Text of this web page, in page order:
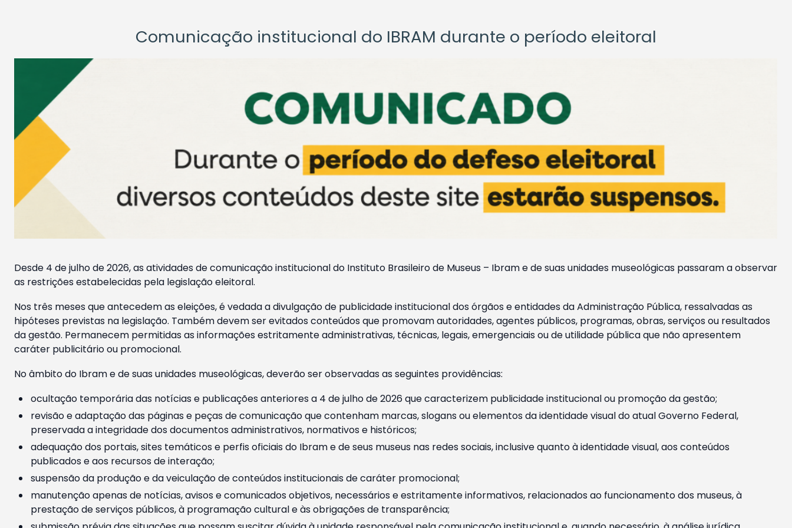
Comunicação institucional do IBRAM durante o período eleitoral
Desde 4 de julho de 2026, as atividades de comunicação institucional do Instituto Brasileiro de Museus – Ibram e de suas unidades museológicas passaram a observar
as restrições estabelecidas pela legislação eleitoral.
Nos três meses que antecedem as eleições, é vedada a divulgação de publicidade institucional dos órgãos e entidades da Administração Pública, ressalvadas as
hipóteses previstas na legislação. Também devem ser evitados conteúdos que promovam autoridades, agentes públicos, programas, obras, serviços ou resultados
da gestão. Permanecem permitidas as informações estritamente administrativas, técnicas, legais, emergenciais ou de utilidade pública que não apresentem
caráter publicitário ou promocional.
No âmbito do Ibram e de suas unidades museológicas, deverão ser observadas as seguintes providências:
ocultação temporária das notícias e publicações anteriores a 4 de julho de 2026 que caracterizem publicidade institucional ou promoção da gestão;
revisão e adaptação das páginas e peças de comunicação que contenham marcas, slogans ou elementos da identidade visual do atual Governo Federal,
preservada a integridade dos documentos administrativos, normativos e históricos;
adequação dos portais, sites temáticos e perfis oficiais do Ibram e de seus museus nas redes sociais, inclusive quanto à identidade visual, aos conteúdos
publicados e aos recursos de interação;
suspensão da produção e da veiculação de conteúdos institucionais de caráter promocional;
manutenção apenas de notícias, avisos e comunicados objetivos, necessários e estritamente informativos, relacionados ao funcionamento dos museus, à
prestação de serviços públicos, à programação cultural e às obrigações de transparência;